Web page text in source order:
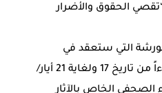
الحقوق والأضرار
التي ستعقد في
العاصمة الأردنية عمّان، بدءاً من تاريخ 17 ولغاية 21 أيار/
الصحفي الخاص بالآثار